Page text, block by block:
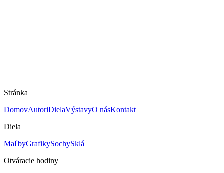
Stránka
DomovAutoriDielaVýstavyO násKontakt
Diela
MaľbyGrafikySochySklá
Otváracie hodiny